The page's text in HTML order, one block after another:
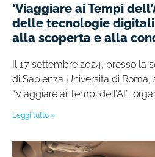
‘Viaggiare ai Tempi
delle tecnologie digitali
alla scoperta e alla
Il 17 settembre 2024, presso la
di Sapienza Università di
“Viaggiare ai Tempi dell’AI”,
Leggi tutto »